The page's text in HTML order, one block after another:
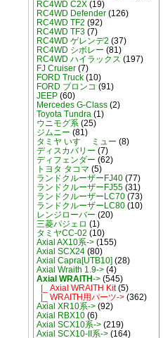
RC4WD C2X(19)
RC4WD Defender(126)
RC4WD TF2 (92)
RC4WD TF3(7)
RC4WD ゲレンデ2 (37)
RC4WD シボレー (81)
RC4WD ハイラックス (197)
FJ Cruiser(7)
FORD Truck(10)
FORD ブロンコ (91)
JEEP(60)
Mercedes G-Class(2)
Toyota Tundra(1)
ウニモグ系(25)
ジムニー (81)
タミヤ いすゞ ミュー (8)
ディスカバリー (7)
ディフェンダー (62)
トヨタ タコマ (5)
ランドクルーザーFJ40(77)
ランドクルーザーFJ55(31)
ランドクルーザーLC70(73)
ランドクルーザーLC80(10)
レンジローバー (20)
三菱パジェロ (1)
タミヤCC-02 (10)
Axial AX10系->(155)
Axial SCX24(80)
Axial Capra[UTB10] (28)
Axial Wraith 1.9->(4)
Axial WRAITH->(545)
|_ Axial WRAITH Kit(5)
|_ WRAITH用パーツ->(362)
Axial XR10系->(92)
Axial RBX10(6)
Axial SCX10系->(219)
Axial SCX10-II系->(164)